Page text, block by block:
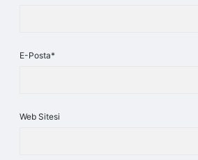
E-Posta*
Web Sitesi